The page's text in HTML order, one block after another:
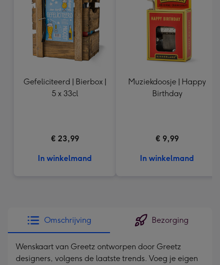
Gefeliciteerd | Bierbox |
5 x 33cl
€ 23,99
In winkelmand
Muziekdoosje | Happy
Birthday
€ 9,99
In winkelmand
Omschrijving Bezorging
Wenskaart van Greetz ontworpen door Greetz
designers, volgens de laatste trends. Voeg je eigen